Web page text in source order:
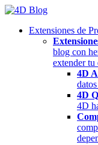
Skip
contentExtensiones de
blog con
extender
4D
4D
4D